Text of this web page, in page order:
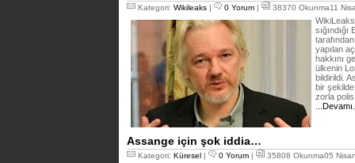
Kategori: Wikileaks | 0 Yorum | 38370 Okunma11
yapılan
hakkını
ülkenin
bildirildi.
bir şekilde
zorla
Assange için şok iddia…
Kategori: Küresel | 0 Yorum | 35808 Okunma05